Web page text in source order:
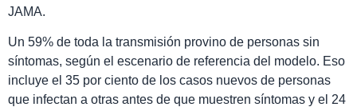
JAMA.
Un 59% de toda la transmisión provino de personas sin
síntomas, según el escenario de referencia del modelo. Eso
incluye el 35 por ciento de los casos nuevos de personas
que infectan a otras antes de que muestren síntomas y el 24